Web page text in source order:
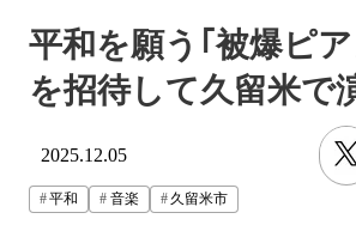
平和を願う｢被爆ピ
を招待して久留米で
2025.12.05
平和 音楽 久留米市